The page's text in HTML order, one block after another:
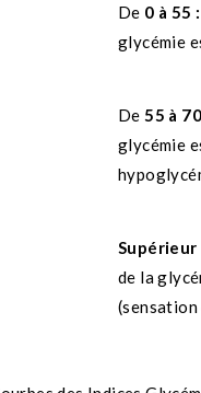
De 0 à 55
glycémie
De55 à
glycémie
Supérieur
de la